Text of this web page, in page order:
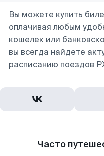
Вы можете купить
оплачивая любым
кошелек или
вы всегда найдете
расписанию поездов
Часто